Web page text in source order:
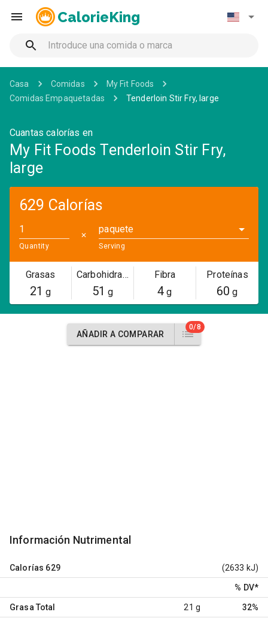
CalorieKing
Casa Comidas
My Fit Foods
Comidas Empaquetadas
Tenderloin Stir Fry, large
Cuantas calorías en
My Fit Foods Tenderloin Stir Fry,
large
629 Calorías
Quantity
✕
paquete
Serving
Grasas
21 g
Carbohidratos
51 g
Fibra
4 g
Proteínas
60 g
AÑADIR A COMPARAR
0/8
Información Nutrimental
Calorías 629 (2633 kJ)
% DV*
Grasa Total 21 g 32%